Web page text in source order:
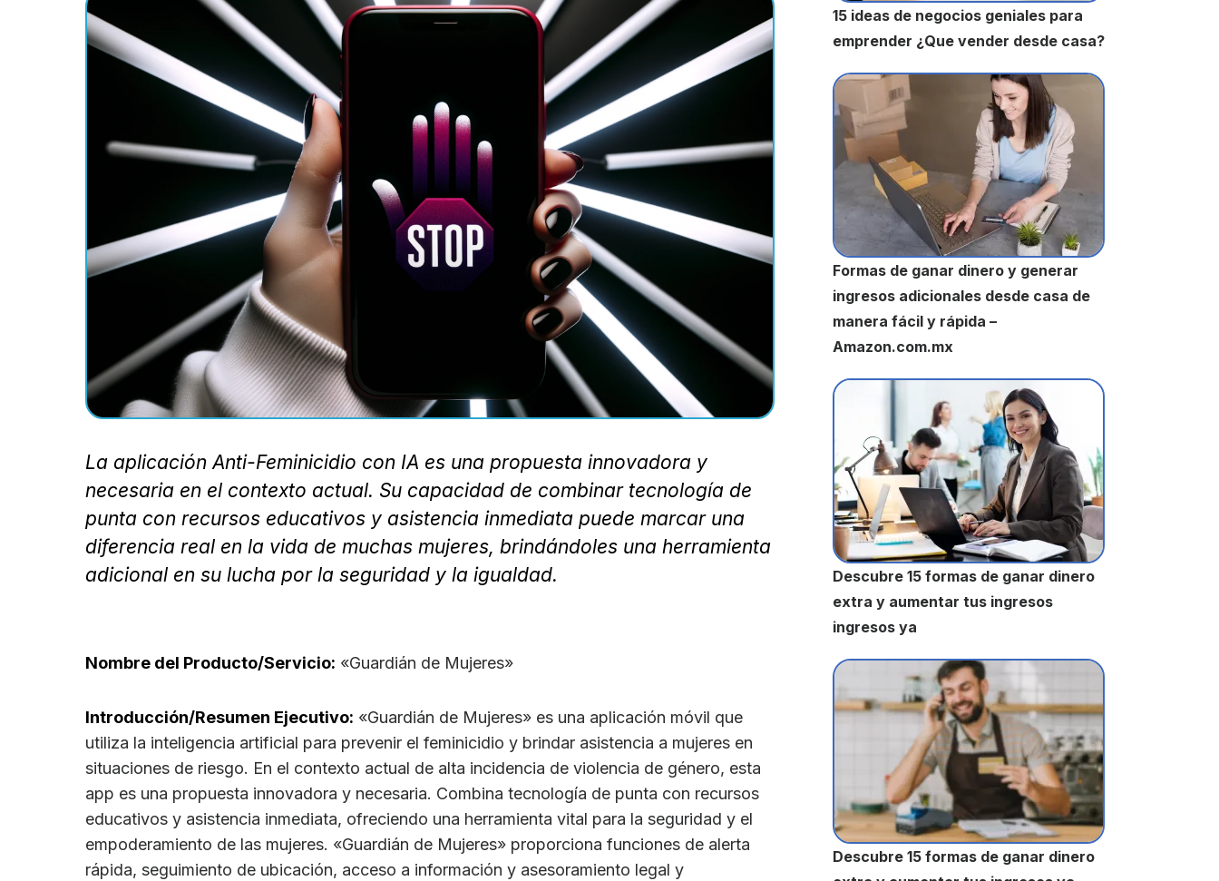
La aplicación Anti-Feminicidio con IA es una propuesta innovadora y
necesaria en el contexto actual. Su capacidad de combinar tecnología de
punta con recursos educativos y asistencia inmediata puede marcar una
diferencia real en la vida de muchas mujeres, brindándoles una herramienta
adicional en su lucha por la seguridad y la igualdad.
Nombre del Producto/Servicio: «Guardián de Mujeres»
Introducción/Resumen Ejecutivo: «Guardián de Mujeres» es una aplicación móvil que
utiliza la inteligencia artificial para prevenir el feminicidio y brindar asistencia a mujeres en
situaciones de riesgo. En el contexto actual de alta incidencia de violencia de género, esta
app es una propuesta innovadora y necesaria. Combina tecnología de punta con recursos
educativos y asistencia inmediata, ofreciendo una herramienta vital para la seguridad y el
empoderamiento de las mujeres. «Guardián de Mujeres» proporciona funciones de alerta
rápida, seguimiento de ubicación, acceso a información y asesoramiento legal y
15 ideas de negocios geniales para
emprender ¿Que vender desde casa?
Formas de ganar dinero y generar
ingresos adicionales desde casa de
manera fácil y rápida –
Amazon.com.mx
Descubre 15 formas de ganar dinero
extra y aumentar tus ingresos
ingresos ya
Descubre 15 formas de ganar dinero